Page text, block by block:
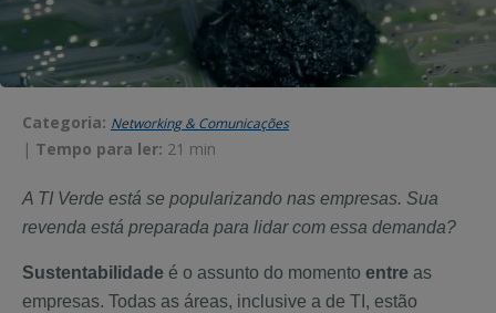
Categoria: Networking & Comunicações
| Tempo para ler: 21 min
A TI Verde está se popularizando nas empresas. Sua
revenda está preparada para lidar com essa demanda?
Sustentabilidade é o assunto do momento entre as
empresas. Todas as áreas, inclusive a de TI, estão